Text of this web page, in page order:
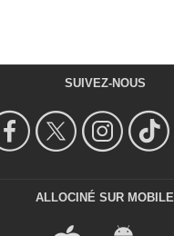
SUIVEZ-NOUS
ALLOCINÉ SUR MOBILE